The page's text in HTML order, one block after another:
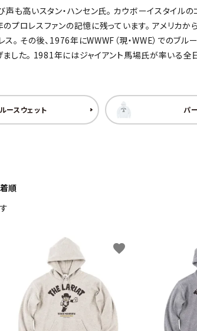
声も高いスタン・ハンセン氏。 カウボーイスタイル
プロレスファンの記憶に残っています。 アメリカ
その後、1976年にWWWF（現・WWE）でのブルー
した。 1981年にはジャイアント馬場氏が率いる
ースウェット パ
順
favorite